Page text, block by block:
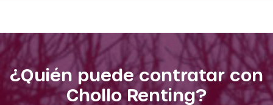
¿Quién puede contratar con
Chollo Renting?